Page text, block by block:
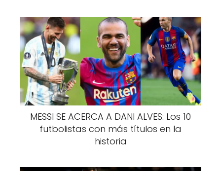
MESSI SE ACERCA A DANI ALVES: Los 10
futbolistas con más títulos en la
historia